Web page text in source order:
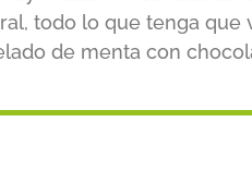
todo lo que tenga que
de menta con